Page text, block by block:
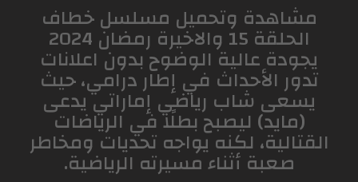
مشاهدة وتحميل مسلسل خطاف
الحلقة 15 والاخيرة رمضان 2024
يجودة عالية الوضوح بدون اعلانات
تدور الأحداث في إطار درامي، حيث
يسعى شاب رياضي إماراتي يدعى
(مايد) ليصبح بطلًا في الرياضات
القتالية، لكنه يواجه تحديات ومخاطر
صعبة أثناء مسيرته الرياضية.